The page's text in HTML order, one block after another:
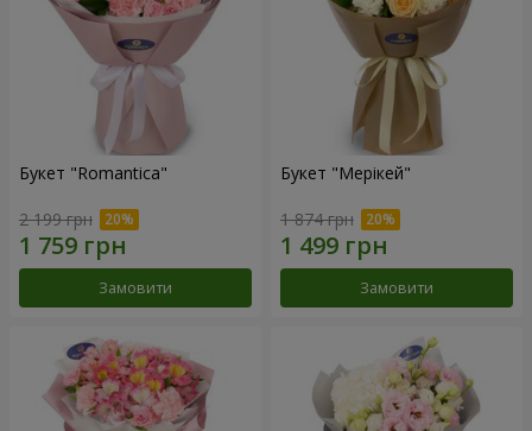
Букет "Romantica"
2 199 грн
Замовити
Букет "Мерікей"
1 874 грн
Замовити